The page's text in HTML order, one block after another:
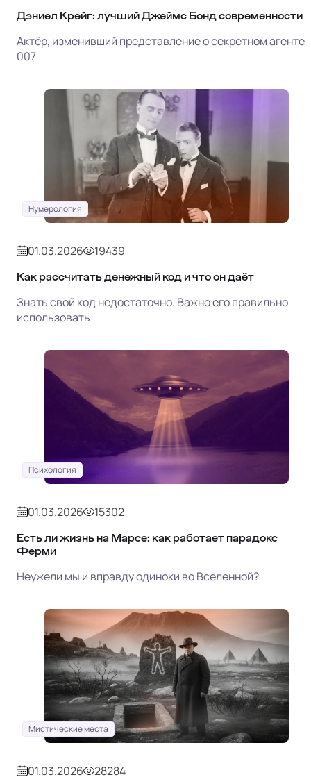
Дэниел Крейг: лучший Джеймс Бонд современности
Актёр, изменивший представление о секретном агенте
007
Нумерология
01.03.2026 19439
Как рассчитать денежный код и что он даёт
Знать свой код недостаточно. Важно его правильно
использовать
Психология
01.03.2026 15302
Есть ли жизнь на Марсе: как работает парадокс
Ферми
Неужели мы и вправду одиноки во Вселенной?
Мистические места
01.03.2026 28284